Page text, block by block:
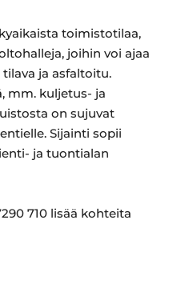
toimistotilaa,
joihin voi ajaa
ja asfaltoitu.
mm. kuljetus- ja
on sujuvat
Sijainti sopii
ja tuontialan
710 lisää kohteita